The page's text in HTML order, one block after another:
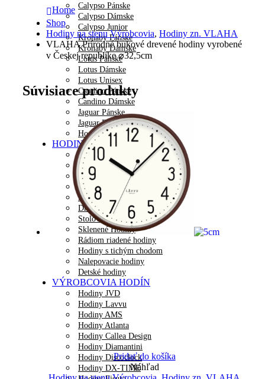
Calypso Pánske
Calypso Dámske
Calypso Junior
Kronaby Pánske
Kronaby Dámske
Lotus Pánske
Lotus Dámske
Lotus Unisex
Candino Pánske
Candino Dámske
Jaguar Pánske
Jaguar Dámske
Hodinky LAVVU
HODINY NA STENU
Dizajnové hodiny
Plastové hodiny
Kovové hodiny
Kyvadlové hodiny
Digitálne hodiny
Drevené hodiny
Stolové hodiny
Sklenené Hodiny
Rádiom riadené hodiny
Hodiny s tichým chodom
Nalepovacie hodiny
Detské hodiny
VÝROBCOVIA HODÍN
Hodiny JVD
Hodiny Lavvu
Hodiny AMS
Hodiny Atlanta
Hodiny Callea Design
Hodiny Diamantini
Hodiny Discoclock
Hodiny DX-TIME
Home
Shop
Hodiny na stenu Výrobcovia, Hodiny zn. VLAHA
VLAHA Prírodné bukové drevené hodiny vyrobené
v Českej republike ⌀32,5cm
Súvisiace produkty
Pridať do košíka
Náhľad